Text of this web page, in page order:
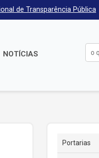
de Transparência Pública
NOTÍCIAS
Portarias